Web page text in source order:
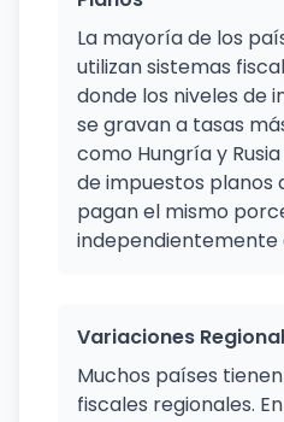
La mayoría de los
utilizan sistemas
donde los niveles de
se gravan a tasas
como Hungría y
de impuestos planos
pagan el mismo
independientemente
Variaciones
Muchos países
fiscales regionales.